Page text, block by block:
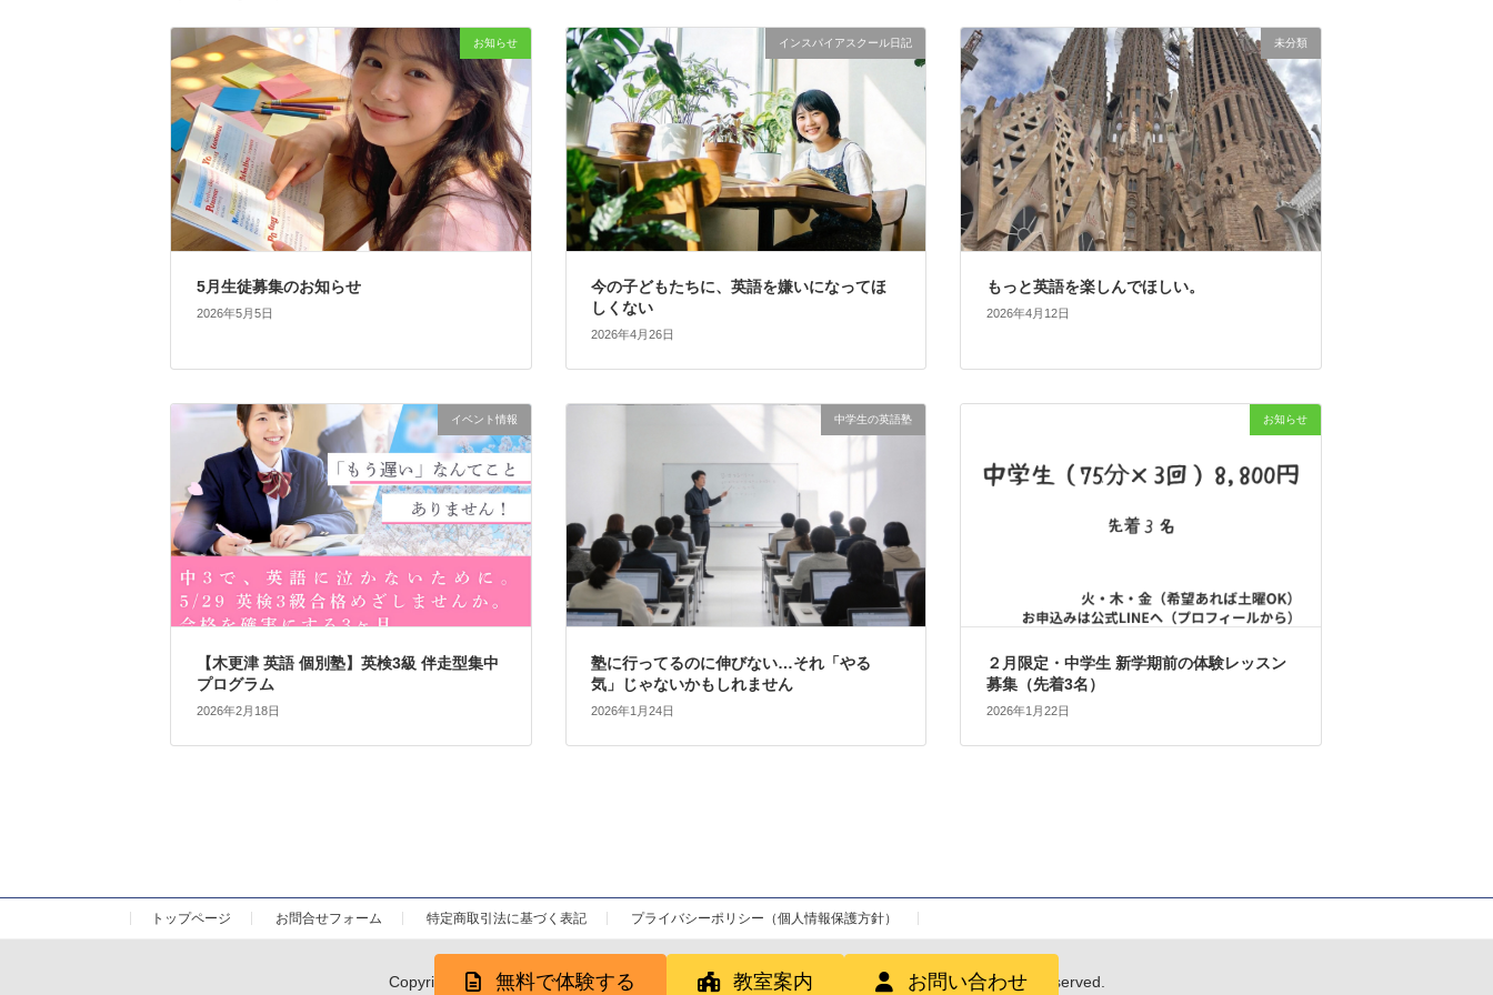
無料で体験する 教室案内 お問い合わせ
お知らせ
5月生徒募集のお知らせ
2026年5月5日
インスパイアスクール日記
今の子どもたちに、英語を嫌いになってほ
しくない
2026年4月26日
未分類
もっと英語を楽しんでほしい。
2026年4月12日
イベント情報
【木更津 英語 個別塾】英検3級 伴走型集中
プログラム
2026年2月18日
中学生の英語塾
塾に行ってるのに伸びない…それ「やる
気」じゃないかもしれません
2026年1月24日
お知らせ
２月限定・中学生 新学期前の体験レッスン
募集（先着3名）
2026年1月22日
トップページ お問合せフォーム 特定商取引法に基づく表記 プライバシーポリシー（個人情報保護方針）
Copyright © 木更津の英語教室インスパイアスクール｜小中学生の英検・受験対策 All Rights Reserved.